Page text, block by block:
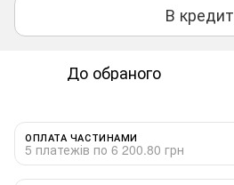
В кредит
До обраного
ОПЛАТА ЧАСТИНАМИ
5 платежів по 6 200.80 грн